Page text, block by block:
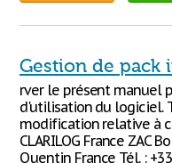
Gestion de pack
rver le présent manuel
d'utilisation du logiciel.
modification relative à
CLARILOG France ZAC
Quentin France Tél. :